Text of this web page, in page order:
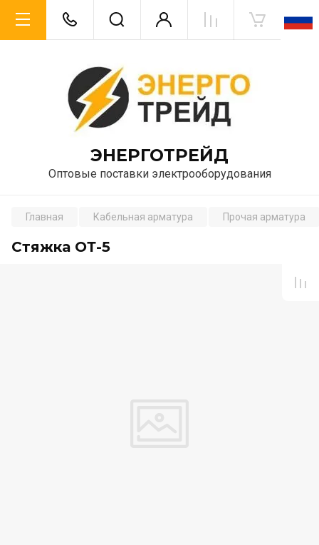
ЭНЕРГОТРЕЙД
Оптовые поставки электрооборудования
Главная Кабельная арматура Прочая арматура
Стяжка ОТ-5